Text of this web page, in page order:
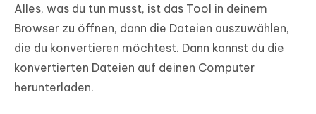
Alles, was du tun musst, ist das Tool in deinem
Browser zu öffnen, dann die Dateien auszuwählen,
die du konvertieren möchtest. Dann kannst du die
konvertierten Dateien auf deinen Computer
herunterladen.